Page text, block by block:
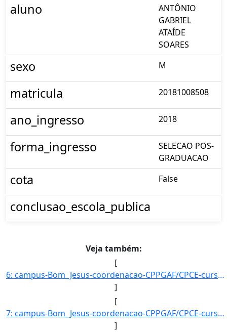
aluno
ANTÔNIO
GABRIEL
ATAÍDE
SOARES
sexo M
matricula 20181008508
ano_ingresso 2018
forma_ingresso
SELECAO POS-
GRADUACAO
cota False
conclusao_escola_publica
Veja também:
[
6: campus-Bom_Jesus-coordenacao-CPPGAF/CPCE-curso-POS-GRADUACAO_EM_AGRONOMIA_?_FITOTECNIA-nivel-E-aluno]
]
[
7: campus-Bom_Jesus-coordenacao-CPPGAF/CPCE-curso-POS-GRADUACAO_EM_AGRONOMIA_?_FITOTECNIA-nivel-E-aluno]
]